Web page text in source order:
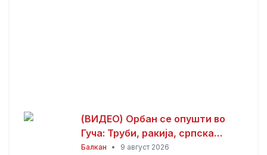
(ВИДЕО) Орбан се опушти во
Гуча: Труби, ракија, српска
музика и дружба
Балкан • 9 август 2026